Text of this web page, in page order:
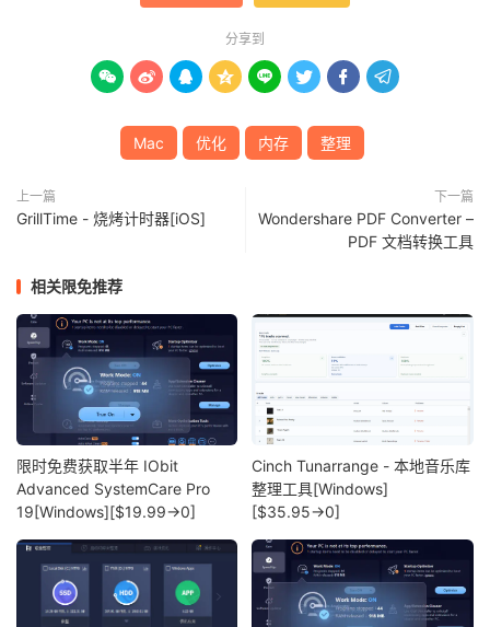
分享到
       
Mac 优化 内存 整理
上一篇
GrillTime - 烧烤计时器[iOS]
下一篇
Wondershare PDF Converter –
PDF 文档转换工具
相关限免推荐
限时免费获取半年 IObit
Advanced SystemCare Pro
19[Windows][$19.99→0]
Cinch Tunarrange - 本地音乐库
整理工具[Windows]
[$35.95→0]